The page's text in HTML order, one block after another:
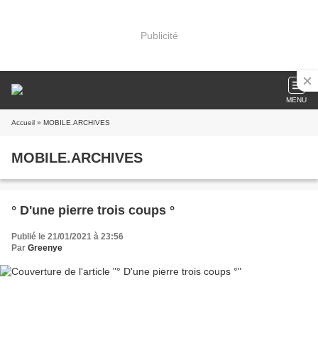
Publicité
MENU
Accueil » MOBILE.ARCHIVES
MOBILE.ARCHIVES
° D'une pierre trois coups °
Publié le 21/01/2021 à 23:56
Par Greenye